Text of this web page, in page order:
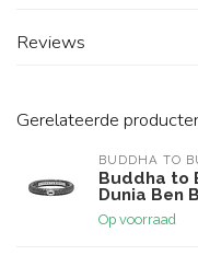
Reviews
Gerelateerde
BUDDHA TO
Buddha to
Dunia Ben
Op voorraad